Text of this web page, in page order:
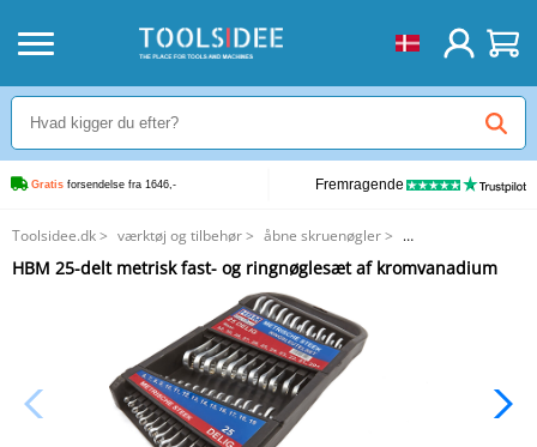
Gratis forsendelse fra 1646,- Fremragende
Toolsidee.dk> værktøj og tilbehør> åbne skruenøgler>
HBM 25-delt metrisk fast- og ringnøglesæt af kromvanadium
HBM 25-delt metrisk fast- og ringnøglesæt af kromvanadium